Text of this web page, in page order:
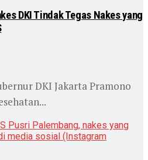
DKI Tindak Tegas Nakes yang
DKI Jakarta Pramono